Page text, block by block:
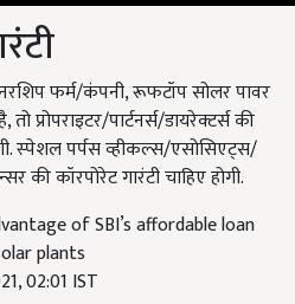
फर्म/कंपनी, रूफटॉप सोलर पावर
प्रोपराइटर/पार्टनर्स/डायरेक्‍टर्स की
स्‍पेशल पर्पस व्‍हीकल्‍स/एसोसिएट्स/
की कॉरपोरेट गारंटी चाहिए होगी.
of SBI’s affordable loan
plants
02:01 IST